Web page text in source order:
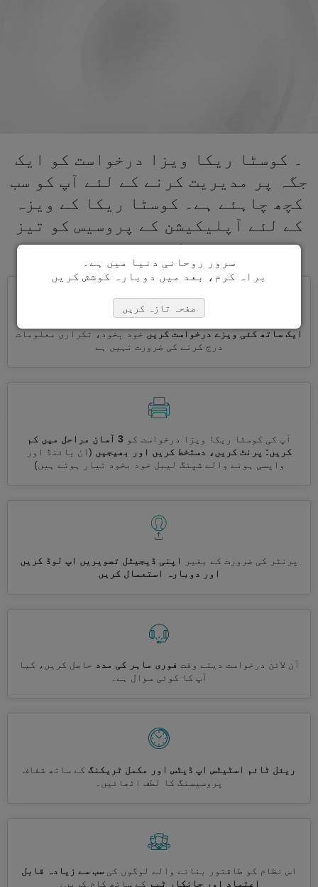
۔ کوسٹا ریکا ویزا درخواست کو ایک
جگہ پر مدیریت کرنے کے لئے آپ کو سب
کچھ چاہئے ہے۔ کوسٹا ریکا کے ویزہ
کے لئے آپلیکیشن کے پروسیس کو تیز
کریں۔
ایک ساتھ کئی ویزے درخواست کریںخود بخود، تکراری معلومات
درج کرنے کی ضرورت نہیں ہے
آپ کی کوسٹا ریکا ویزا درخواست کو
3 آسان مراحل میں کم
کریں: پرنٹ کریں، دستخط کریں اور بھیجیں (ان بائنڈ اور
واپسی ہونے والے شپنگ لیبل خود بخود تیار ہوتے ہیں)
پرنٹر کی ضرورت کے بغیر
اپنی ڈیجیٹل تصویریں اپ لوڈ کریں
اور دوبارہ استعمال کریں
آن لائن درخواست دیتے وقت فوری ماہر کی مدد حاصل کریں، کیا
آپ کا کوئی سوال ہے۔
ریئل ٹائم اسٹیٹس اپ ڈیٹس اور مکمل ٹریکنگ کے ساتھ شفاف
پروسیسنگ کا لطف اٹھائیں۔
اس نظام کو طاقتور بنانے والے لوگوں کی سب سے زیادہ قابل
اعتماد اور جانکار ٹیم کے ساتھ کام کریں۔
سرور روحانی دنیا میں ہے۔
براہ کرم، بعد میں دوبارہ کوشش کریں
صفحہ تازہ کریں